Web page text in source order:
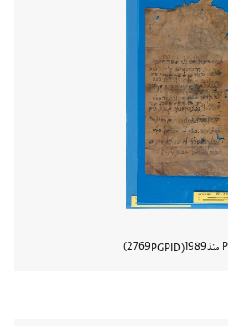
1989
PGPID
2769